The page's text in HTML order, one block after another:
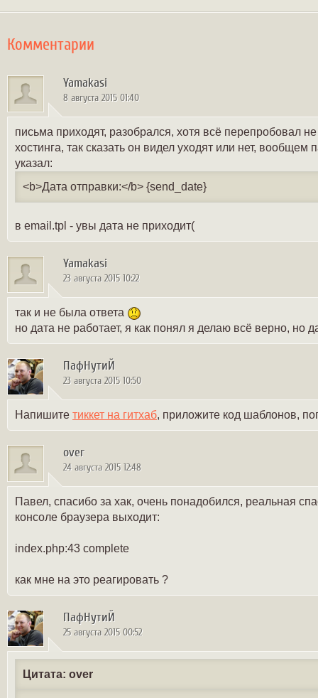
Комментарии
Yamakasi
8 августа 2015 01:40
письма приходят, разобрался, хотя всё перепробовал
хостинга, так сказать он видел уходят или нет,
указал:
<b>Дата отправки:</b> {send_date}
в email.tpl - увы дата не приходит(
Yamakasi
23 августа 2015 10:22
так и не была ответа
но дата не работает, я как понял я делаю всё верно, но
ПафНутиЙ
23 августа 2015 10:50
Напишите тиккет на гитхаб, приложите код шаблонов,
over
24 августа 2015 12:48
Павел, спасибо за хак, очень понадобился, реальная
консоле браузера выходит:
index.php:43 complete
как мне на это реагировать ?
ПафНутиЙ
25 августа 2015 00:52
Цитата: over